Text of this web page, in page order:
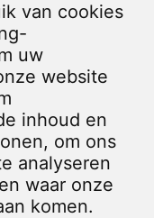
van cookies
uw
website
inhoud en
om ons
analyseren
waar onze
komen.
de